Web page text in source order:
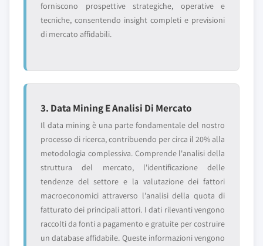
forniscono prospettive strategiche, operative e
tecniche, consentendo insight completi e previsioni
di mercato affidabili.
3. Data Mining E Analisi Di Mercato
Il data mining è una parte fondamentale del nostro
processo di ricerca, contribuendo per circa il 20% alla
metodologia complessiva. Comprende l'analisi della
struttura del mercato, l'identificazione delle
tendenze del settore e la valutazione dei fattori
macroeconomici attraverso l'analisi della quota di
fatturato dei principali attori. I dati rilevanti vengono
raccolti da fonti a pagamento e gratuite per costruire
un database affidabile. Queste informazioni vengono